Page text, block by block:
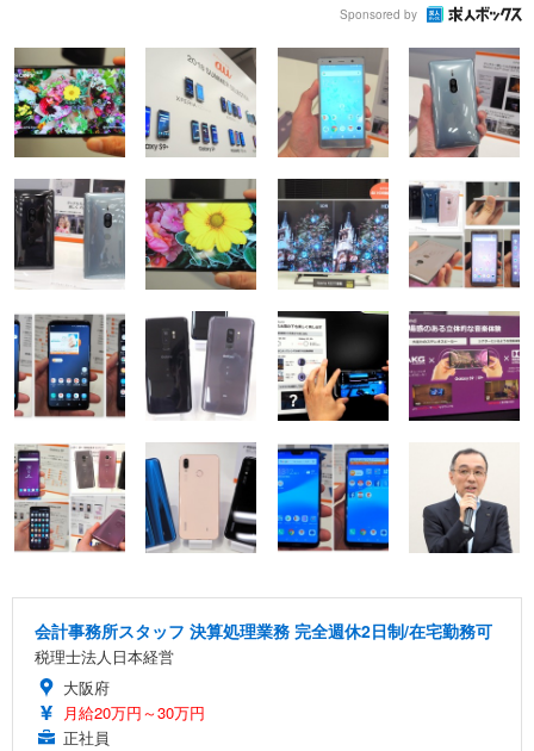
Sponsored by
会計事務所スタッフ 決算処理業務 完全週休2日制/在宅勤務可
税理士法人日本経営
大阪府
月給20万円～30万円
正社員